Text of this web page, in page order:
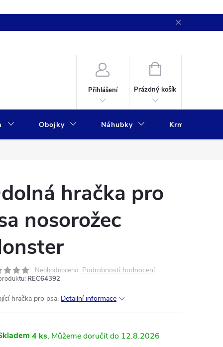
Přihlášení
NÁKUPNÍ
Prázdný košík
Obojky Náhubky Krmivo
hračka pro
nosorožec
Neohodnoceno Podrobnosti hodnocení
REC64392
hračka pro psa. Detailní informace
4 ks 12.8.2026